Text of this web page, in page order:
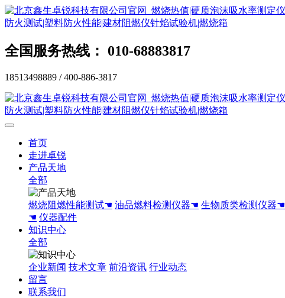
全国服务热线： 010-68883817
18513498889 / 400-886-3817
首页
走进卓锐
产品天地
全部
燃烧阻燃性能测试☚ 油品燃料检测仪器☚ 生物质类检测仪器☚
☚ 仪器配件
知识中心
全部
企业新闻 技术文章 前沿资讯 行业动态
留言
联系我们